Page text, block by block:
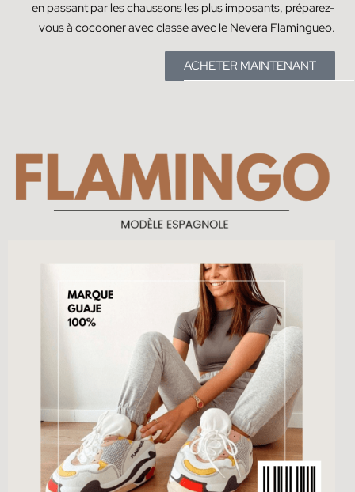
en passant par les chaussons les plus imposants, préparez-
vous à cocooner avec classe avec le Nevera Flamingueo.
ACHETER MAINTENANT